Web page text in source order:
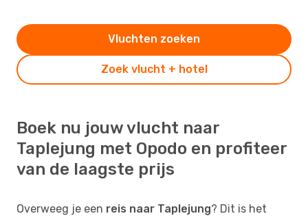
Zoek vlucht + hotel
Vluchten zoeken
Boek nu jouw vlucht naar
Taplejung met Opodo en profiteer
van de laagste prijs
Overweeg je een reis naar Taplejung? Dit is het